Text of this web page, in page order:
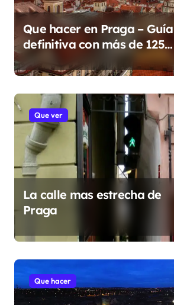
Que hacer en Praga – Guía
definitiva con más de 125
lugares y eventos para 2026
Que ver
La calle mas estrecha de
Praga
Que hacer